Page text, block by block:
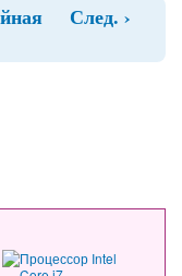
След. ›